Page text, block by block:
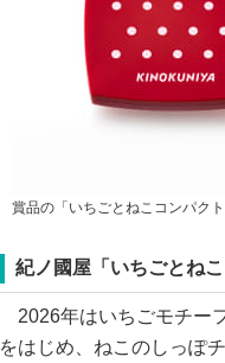
賞品の「いちごとねこコンパクト
紀ノ國屋「いちごとね
2026年はいちごモチー
をはじめ、ねこのしっぽ